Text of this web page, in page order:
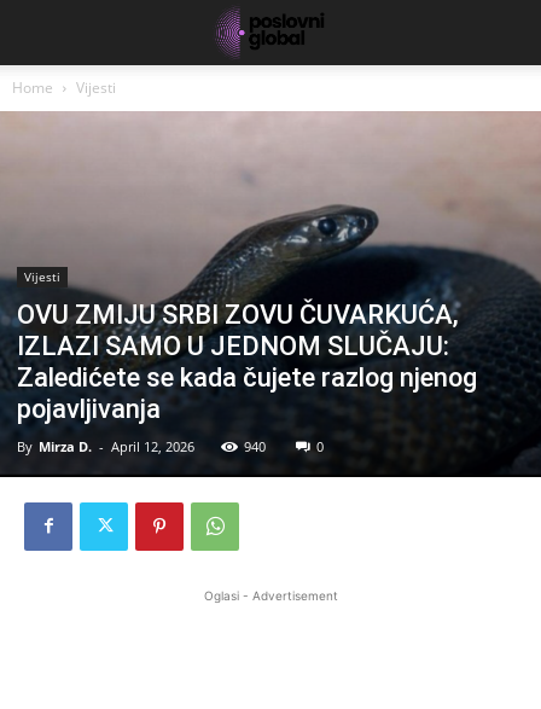
Home Vijesti
Vijesti
OVU ZMIJU SRBI ZOVU ČUVARKUĆA,
IZLAZI SAMO U JEDNOM SLUČAJU:
Zaledićete se kada čujete razlog njenog
pojavljivanja
By Mirza D. - April 12, 2026 940 0
Oglasi - Advertisement